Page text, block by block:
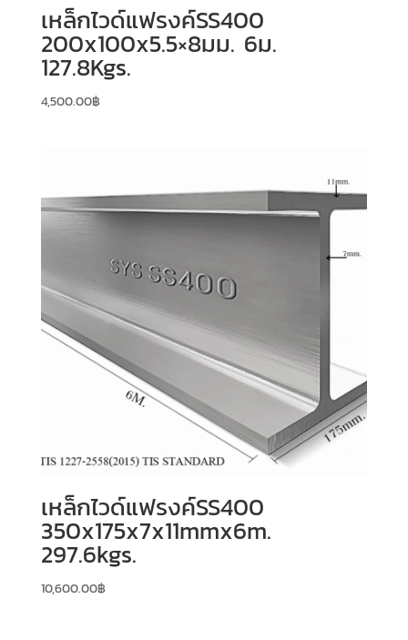
เหล็กไวด์แฟรงค์SS400
200x100x5.5×8มม. 6ม.
127.8Kgs.
4,500.00฿
เหล็กไวด์แฟรงค์SS400
350x175x7x11mmx6m.
297.6kgs.
10,600.00฿